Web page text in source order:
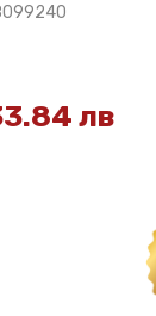
лв